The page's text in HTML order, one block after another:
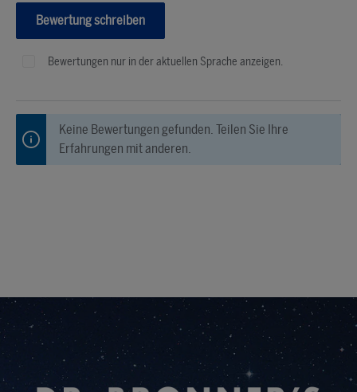
Bewertung schreiben
Bewertungen nur in der aktuellen Sprache anzeigen.
Keine Bewertungen gefunden. Teilen Sie Ihre
Erfahrungen mit anderen.